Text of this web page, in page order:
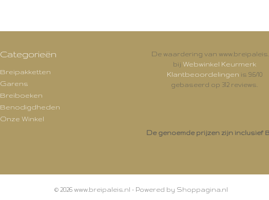
Categorieën
Breipakketten
Garens
Breiboeken
Benodigdheden
Onze Winkel
De waardering van
bij Webwinkel Keurmerk
Klantbeoordelingen is 9.6/10
gebaseerd op 312 reviews.
De genoemde prijzen zijn inclusief
© 2026 www.breipaleis.nl - Powered by Shoppagina.nl